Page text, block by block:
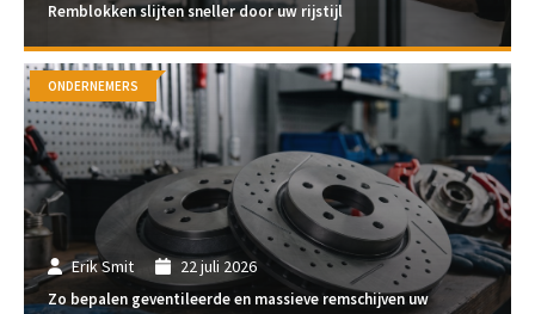
Remblokken slijten sneller door uw rijstijl
Erik Smit 22 juli 2026
Zo bepalen geventileerde en massieve remschijven uw
ONDERNEMERS